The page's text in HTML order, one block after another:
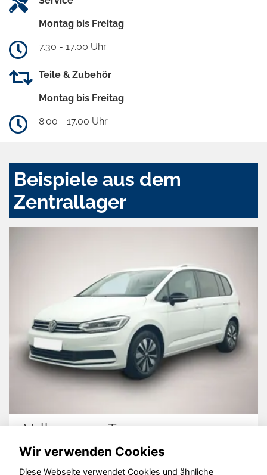
Montag bis Freitag
7.30 - 17.00 Uhr
Teile & Zubehör
Montag bis Freitag
8.00 - 17.00 Uhr
Beispiele aus dem
Zentrallager
Volkswagen Touran
Wir verwenden Cookies
Diese Webseite verwendet Cookies und ähnliche